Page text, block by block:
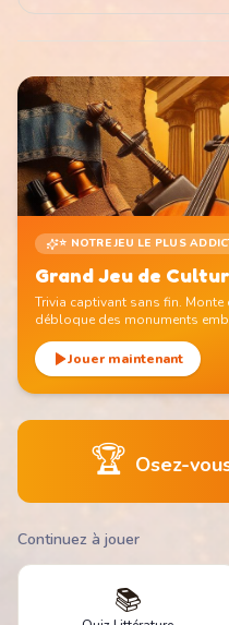
⭐ NOTRE JEU LE PLUS
Grand Jeu de
Trivia captivant sans fin. Monte
débloque des monuments
Jouer maintenant
🏆 Osez-
Continuez à jouer
📚